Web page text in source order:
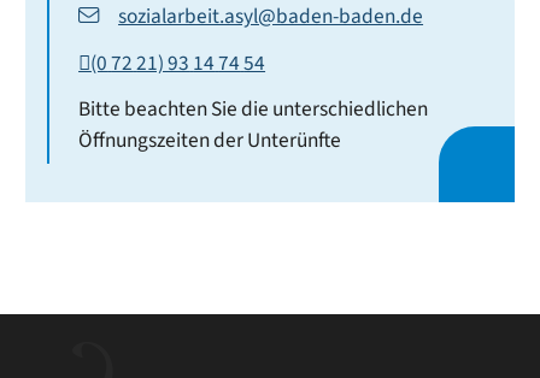
sozialarbeit.asyl@baden-baden.de
(07221) 93 147454
Bitte beachten Sie die unterschiedlichen
Öffnungszeiten der Unterünfte